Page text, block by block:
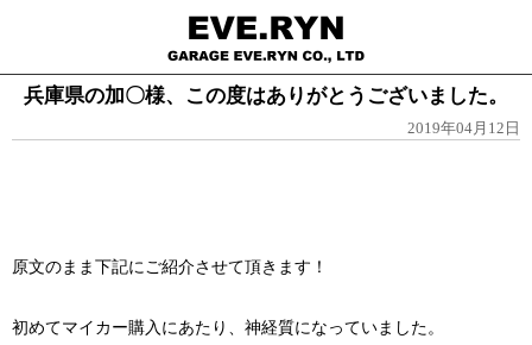
兵庫県の加〇様、この度はありがとうございました。
2019年04月12日
原文のまま下記にご紹介させて頂きます！
初めてマイカー購入にあたり、神経質になっていました。